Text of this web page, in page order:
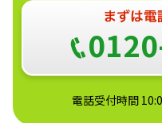
電話受付時間